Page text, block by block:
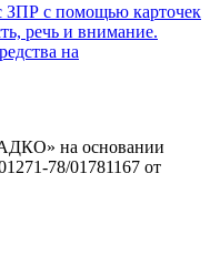
ЗПР с помощью карточек
речь и внимание.
на
на основании
78/01781167 от